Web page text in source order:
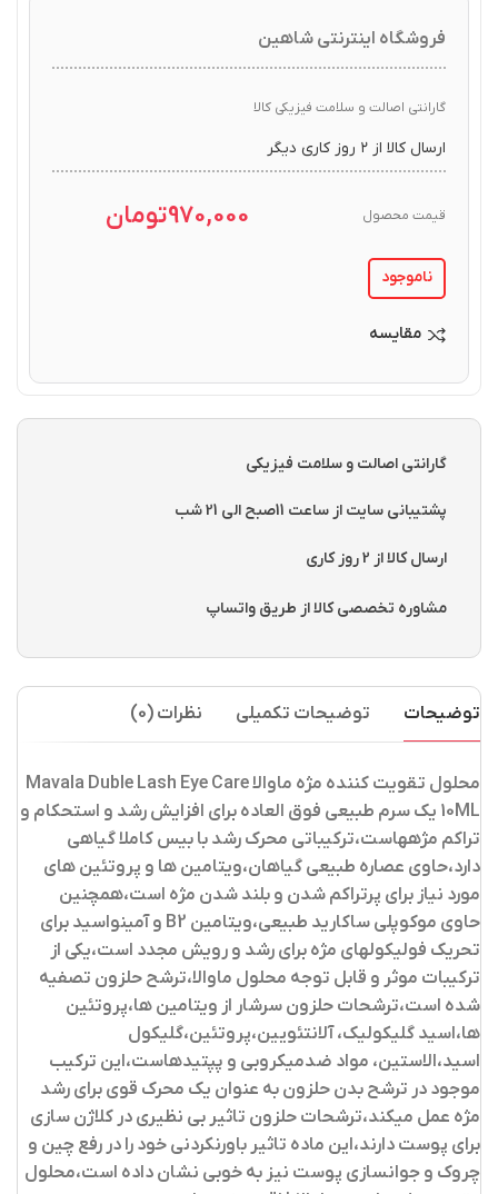
فروشگاه اینترنتی شاهین
گارانتی اصالت و سلامت فیزیکی کالا
ارسال کالا از ۲ روز کاری دیگر
قیمت محصول 970,000تومان
ناموجود
مقایسه
گارانتی اصالت و سلامت فیزیکی
پشتیبانی سایت از ساعت 11صبح الی 21 شب
ارسال کالا از 2 روز کاری
مشاوره تخصصی کالا از طریق واتساپ
توضیحات توضیحات تکمیلی نظرات (0)
محلول تقویت کننده مژه ماوالا Mavala Duble Lash Eye Care
10ML یک سرم طبیعی فوق العاده برای افزایش رشد و استحکام و
تراکم مژه­هاست،ترکیباتی محرک رشد با بیس کاملا گیاهی
دارد،حاوی عصاره طبیعی گیاهان،ویتامین ها و پروتئین های
مورد نیاز برای پرتراکم شدن و بلند شدن مژه است،همچنین
حاوی موکوپلی ساکاريد طبيعی،ويتامين B2 و آمينواسيد برای
تحریک فولیکول­های مژه برای رشد و رویش مجدد است،یکی از
ترکیبات موثر و قابل توجه محلول ماوالا،ترشح حلزون تصفیه
شده است،ترشحات حلزون سرشار از ویتامین ها،پروتئین
ها،اسید گلیکولیک، آلانتئویین،پروتئین،گلیکول
اسید،الاستین، مواد ضدمیکروبی و پپتیدهاست،این ترکیب
موجود در ترشح بدن حلزون به عنوان یک محرک قوی برای رشد
مژه عمل میکند،ترشحات حلزون تاثیر بی نظیری در کلاژن سازی
برای پوست دارند،این ماده تاثیر باورنکردنی خود را در رفع چین و
چروک و جوانسازی پوست نیز به خوبی نشان داده است،محلول